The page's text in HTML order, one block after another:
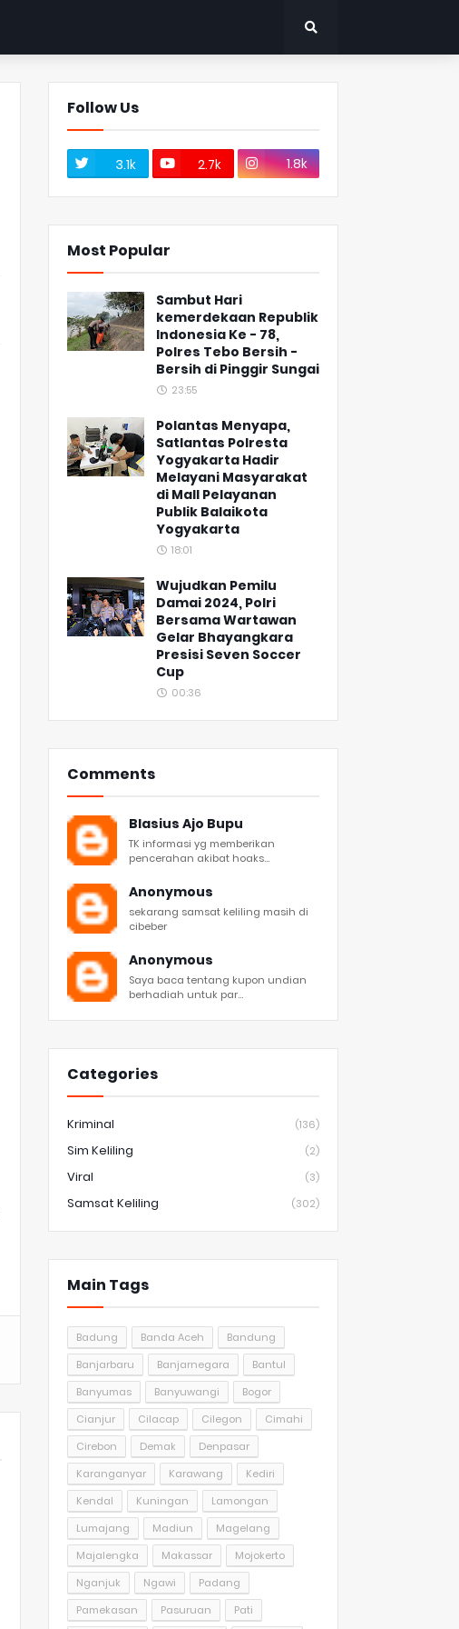
Follow Us
3.1k 2.7k 1.8k
Most Popular
Sambut Hari
kemerdekaan Republik
Indonesia Ke - 78,
Polres Tebo Bersih -
Bersih di Pinggir Sungai
23:55
Polantas Menyapa,
Satlantas Polresta
Yogyakarta Hadir
Melayani Masyarakat
di Mall Pelayanan
Publik Balaikota
Yogyakarta
18:01
Wujudkan Pemilu
Damai 2024, Polri
Bersama Wartawan
Gelar Bhayangkara
Presisi Seven Soccer
Cup
00:36
Comments
Blasius Ajo Bupu
TK informasi yg memberikan
pencerahan akibat hoaks...
Anonymous
sekarang samsat keliling masih di
cibeber
Anonymous
Saya baca tentang kupon undian
berhadiah untuk par...
Categories
Kriminal (136)
Sim Keliling (2)
Viral (3)
Samsat Keliling (302)
Main Tags
Badung Banda Aceh
Bandung
Banjarbaru
Banjarnegara
Bantul
Banyumas
Banyuwangi
Bogor
Cianjur
Cilacap Cilegon
Cimahi
Cirebon
Demak
Denpasar
Karanganyar
Karawang
Kediri
Kendal
Kuningan
Lamongan
Lumajang
Madiun
Magelang
Majalengka
Makassar
Mojokerto
Nganjuk
Ngawi
Padang
Pamekasan
Pasuruan
Pati